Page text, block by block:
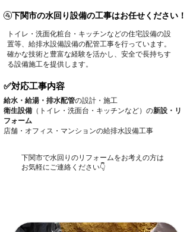
🚰下関市の水回り設備の工事はお任せください！
トイレ・洗面化粧台・キッチンなどの住宅設備の設
置等、給排水設備設備の配管工事を行っています。
確かな技術と豊富な経験を活かし、安全で長持ちす
る設備施工を提供します。
✅対応工事内容
給水・給湯・排水配管の設計・施工
衛生設備 （トイレ・洗面台・キッチンなど）の新設・リ
フォーム
店舗・オフィス・マンションの給排水設備工事​
下関市で水回りのリフォームをお考えの方は
お気軽にご連絡ください👇